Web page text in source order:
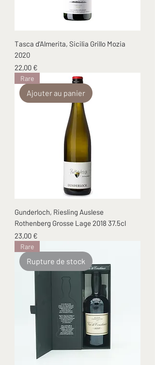
Tasca d'Almerita, Sicilia Grillo Mozia
2020
Prix
22,00 €
Ajouter au panier
Rare
Gunderloch, Riesling Auslese
Rothenberg Grosse Lage 2018 37.5cl
Prix
23,00 €
Rupture de stock
Rare